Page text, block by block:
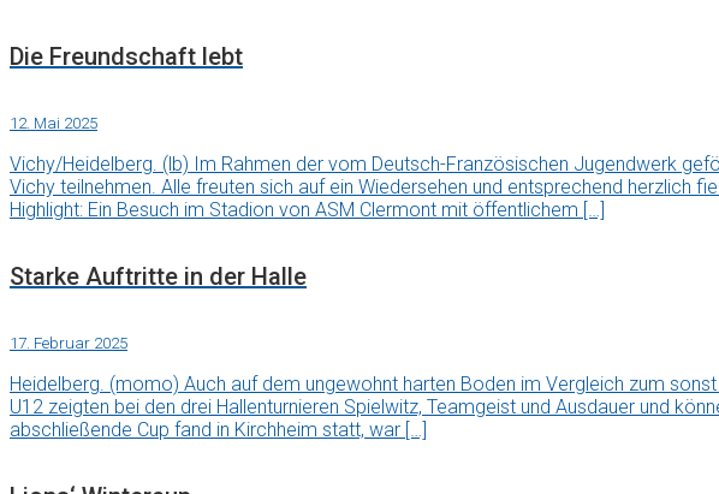
Die Freundschaft lebt
12. Mai 2025
Vichy/Heidelberg. (lb) Im Rahmen der vom Deutsch-Französischen Jugendwerk
Vichy teilnehmen. Alle freuten sich auf ein Wiedersehen und entsprechend herzlich
Highlight: Ein Besuch im Stadion von ASM Clermont mit öffentlichem […]
Starke Auftritte in der Halle
17. Februar 2025
Heidelberg. (momo) Auch auf dem ungewohnt harten Boden im Vergleich zum
U12 zeigten bei den drei Hallenturnieren Spielwitz, Teamgeist und Ausdauer und
abschließende Cup fand in Kirchheim statt, war […]